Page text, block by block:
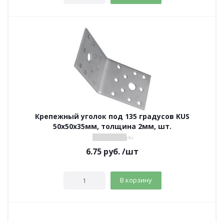
Крепежный уголок под 135 градусов KUS
50х50х35мм, толщина 2мм, шт.
( 0 )
6.75 руб./шт
В корзину